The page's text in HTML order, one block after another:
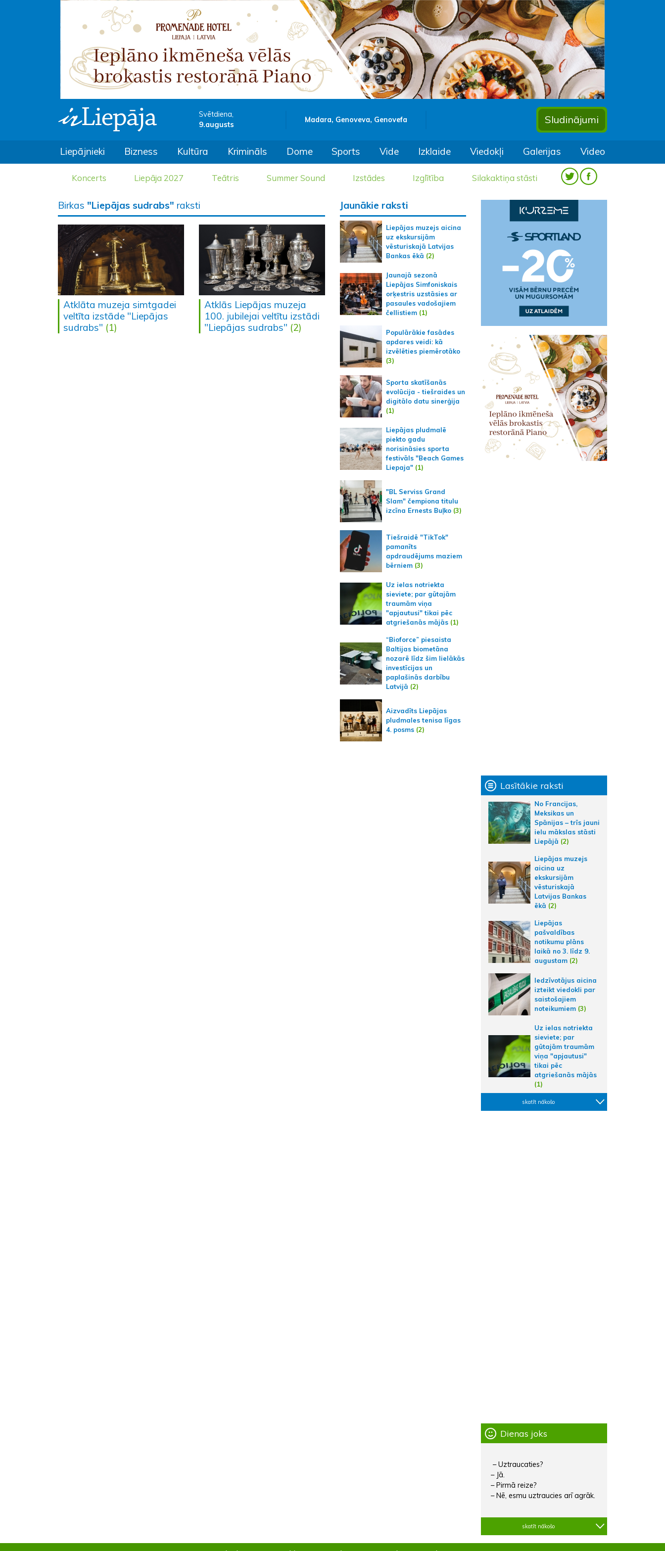
Svētdiena,
9.augusts
Madara, Genoveva, Genovefa Sludinājumi
Liepājnieki Bizness Kultūra Krimināls Dome Sports Vide Izklaide Viedokļi Galerijas Video
Koncerts Liepāja 2027 Teātris Summer Sound Izstādes Izglītība Silakaktiņa stāsti
Birkas "Liepājas sudrabs" raksti
Atklāta muzeja simtgadei
veltīta izstāde "Liepājas
sudrabs" (1)
Atklās Liepājas muzeja
100. jubilejai veltītu izstādi
"Liepājas sudrabs" (2)
Jaunākie raksti
Liepājas muzejs aicina
uz ekskursijām
vēsturiskajā Latvijas
Bankas ēkā (2)
Jaunajā sezonā
Liepājas Simfoniskais
orķestris uzstāsies ar
pasaules vadošajiem
čellistiem (1)
Populārākie fasādes
apdares veidi: kā
izvēlēties piemērotāko
(3)
Sporta skatīšanās
evolūcija - tiešraides un
digitālo datu sinerģija
(1)
Liepājas pludmalē
piekto gadu
norisināsies sporta
festivāls "Beach Games
Liepaja" (1)
"BL Serviss Grand
Slam" čempiona titulu
izcīna Ernests Buļko (3)
Tiešraidē "TikTok"
pamanīts
apdraudējums maziem
bērniem (3)
Uz ielas notriekta
sieviete; par gūtajām
traumām viņa
"apjautusi" tikai pēc
atgriešanās mājās (1)
“Bioforce” piesaista
Baltijas biometāna
nozarē līdz šim lielākās
investīcijas un
paplašinās darbību
Latvijā (2)
Aizvadīts Liepājas
pludmales tenisa līgas
4. posms (2)
Lasītākie raksti
No Francijas,
Meksikas un
Spānijas – trīs jauni
ielu mākslas stāsti
Liepājā (2)
Liepājas muzejs
aicina uz
ekskursijām
vēsturiskajā
Latvijas Bankas
ēkā (2)
Liepājas
pašvaldības
notikumu plāns
laikā no 3. līdz 9.
augustam (2)
Iedzīvotājus aicina
izteikt viedokli par
saistošajiem
noteikumiem (3)
Uz ielas notriekta
sieviete; par
gūtajām traumām
viņa "apjautusi"
tikai pēc
atgriešanās mājās
(1)
skatīt nākošo
Dienas joks
– Uztraucaties?
– Jā.
– Pirmā reize?
– Nē, esmu uztraucies arī agrāk.
skatīt nākošo